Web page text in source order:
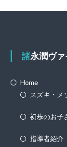
諸永潤ヴ
Home
スズキ・メ
初歩のお子
指導者紹介